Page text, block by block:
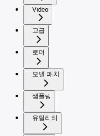
Video
고급
로더
모델 패치
샘플링
유틸리티